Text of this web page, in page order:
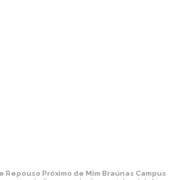
Repouso Próximo de Mim Braúnas Campus